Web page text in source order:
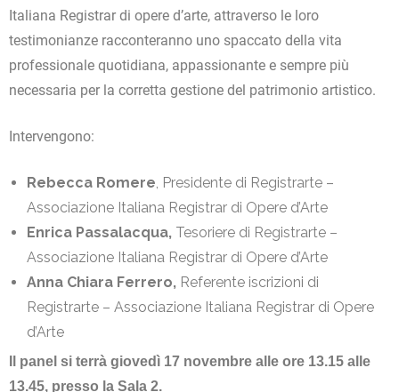
Italiana Registrar di opere d’arte, attraverso le loro
testimonianze racconteranno uno spaccato della vita
professionale quotidiana, appassionante e sempre più
necessaria per la corretta gestione del patrimonio artistico.
Intervengono:
Rebecca Romere, Presidente di Registrarte –
Associazione Italiana Registrar di Opere d’Arte
Enrica Passalacqua, Tesoriere di Registrarte –
Associazione Italiana Registrar di Opere d’Arte
Anna Chiara Ferrero, Referente iscrizioni di
Registrarte – Associazione Italiana Registrar di Opere
d’Arte
Il panel si terrà giovedì 17 novembre alle ore 13.15 alle
13.45, presso la Sala 2.